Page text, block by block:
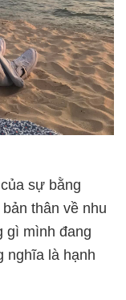
sự bằng
thân về nhu
gì mình đang
nghĩa là hạnh